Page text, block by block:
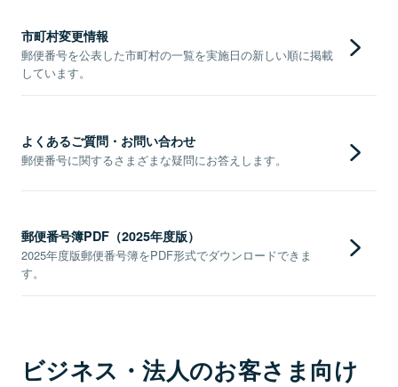
市町村変更情報
郵便番号を公表した市町村の一覧を実施日の新しい順に掲載
しています。
よくあるご質問・お問い合わせ
郵便番号に関するさまざまな疑問にお答えします。
郵便番号簿PDF（2025年度版）
2025年度版郵便番号簿をPDF形式でダウンロードできま
す。
ビジネス・法人のお客さま向け